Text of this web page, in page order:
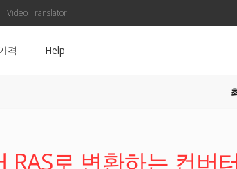
Video Translator
격 Help
RAS로 변환하는 컨버터